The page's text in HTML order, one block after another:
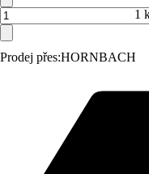
Prodej přes:HORNBACH
1